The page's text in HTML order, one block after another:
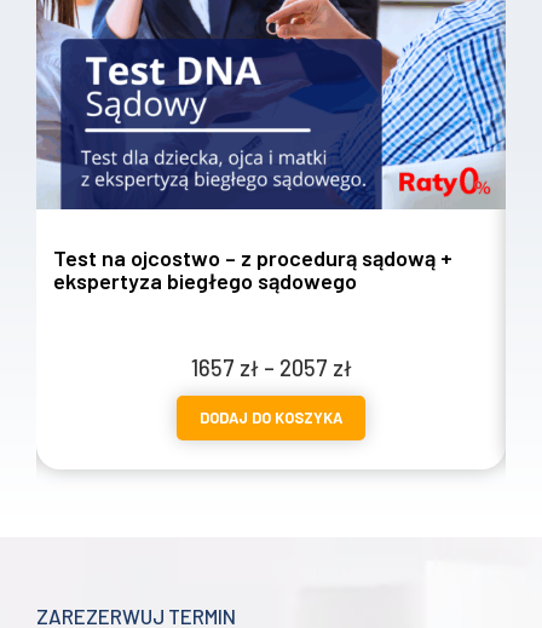
Test na ojcostwo – z procedurą sądową +
ekspertyza biegłego sądowego
1657 zł – 2057 złZakres
cen:
DODAJ DO KOSZYKA
ZAREZERWUJ TERMIN